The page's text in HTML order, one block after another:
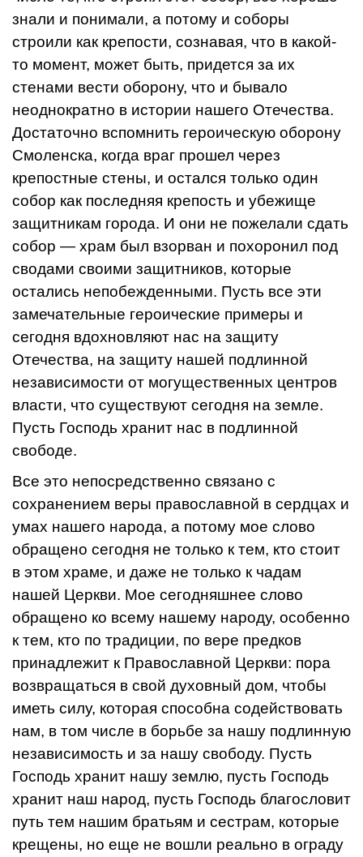
знали и понимали, а потому и соборы
строили как крепости, сознавая, что в какой-
то момент, может быть, придется за их
стенами вести оборону, что и бывало
неоднократно в истории нашего Отечества.
Достаточно вспомнить героическую оборону
Смоленска, когда враг прошел через
крепостные стены, и остался только один
собор как последняя крепость и убежище
защитникам города. И они не пожелали сдать
собор — храм был взорван и похоронил под
сводами своими защитников, которые
остались непобежденными. Пусть все эти
замечательные героические примеры и
сегодня вдохновляют нас на защиту
Отечества, на защиту нашей подлинной
независимости от могущественных центров
власти, что существуют сегодня на земле.
Пусть Господь хранит нас в подлинной
свободе.
Все это непосредственно связано с
сохранением веры православной в сердцах и
умах нашего народа, а потому мое слово
обращено сегодня не только к тем, кто стоит
в этом храме, и даже не только к чадам
нашей Церкви. Мое сегодняшнее слово
обращено ко всему нашему народу, особенно
к тем, кто по традиции, по вере предков
принадлежит к Православной Церкви: пора
возвращаться в свой духовный дом, чтобы
иметь силу, которая способна содействовать
нам, в том числе в борьбе за нашу подлинную
независимость и за нашу свободу. Пусть
Господь хранит нашу землю, пусть Господь
хранит наш народ, пусть Господь благословит
путь тем нашим братьям и сестрам, которые
крещены, но еще не вошли реально в ограду